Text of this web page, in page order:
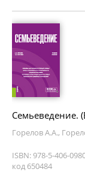
Семьеведение.
Горелов А.А.,
ISBN: 978-5-406-
код 650484